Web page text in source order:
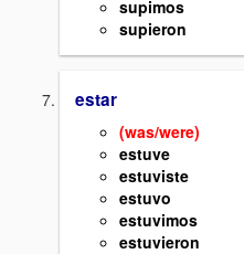
supimos
supieron
estar
(was/were)
estuve
estuviste
estuvo
estuvimos
estuvieron